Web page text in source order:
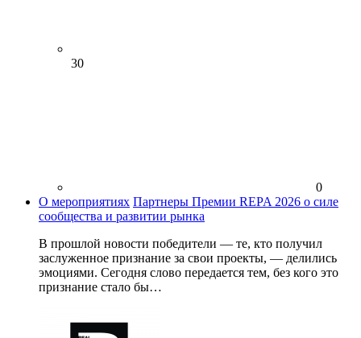
30
0
О мероприятиях Партнеры Премии REPA 2026 о силе
сообщества и развитии рынка
В прошлой новости победители — те, кто получил
заслуженное признание за свои проекты, — делились
эмоциями. Сегодня слово передается тем, без кого это
признание стало бы…